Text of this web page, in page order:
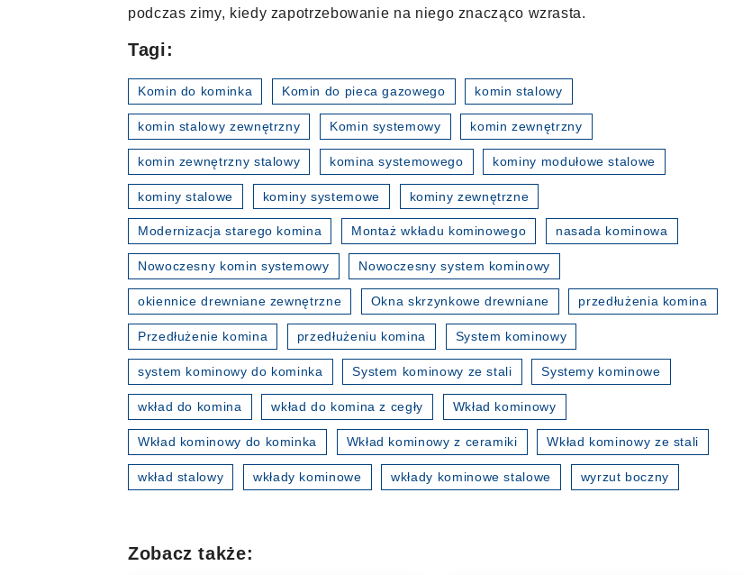
podczas zimy, kiedy zapotrzebowanie na niego znacząco wzrasta.
Tagi:
Komin do kominka Komin do pieca gazowego komin stalowy
komin stalowy zewnętrzny Komin systemowy komin zewnętrzny
komin zewnętrzny stalowy komina systemowego kominy modułowe stalowe
kominy stalowe kominy systemowe kominy zewnętrzne
Modernizacja starego komina Montaż wkładu kominowego nasada kominowa
Nowoczesny komin systemowy Nowoczesny system kominowy
okiennice drewniane zewnętrzne Okna skrzynkowe drewniane przedłużenia komina
Przedłużenie komina przedłużeniu komina System kominowy
system kominowy do kominka System kominowy ze stali Systemy kominowe
wkład do komina wkład do komina z cegły Wkład kominowy
Wkład kominowy do kominka Wkład kominowy z ceramiki Wkład kominowy ze stali
wkład stalowy wkłady kominowe wkłady kominowe stalowe wyrzut boczny
Zobacz także: